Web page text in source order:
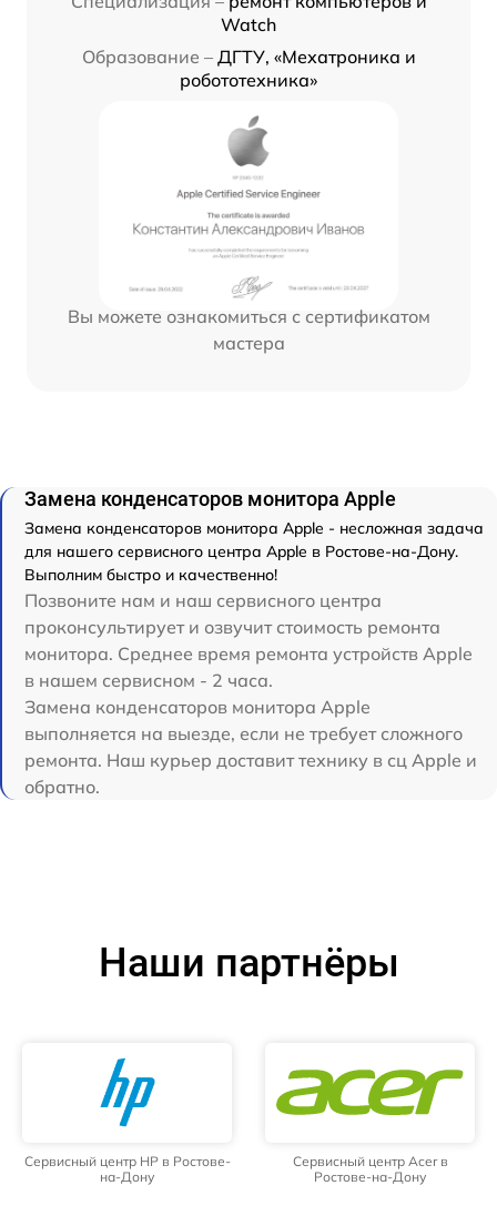
Watch
Образование – ДГТУ, «Мехатроника и
робототехника»
Вы можете ознакомиться с сертификатом
мастера
Замена конденсаторов монитора Apple
Замена конденсаторов монитора Apple - несложная задача
для нашего сервисного центра Apple в Ростове-на-Дону.
Выполним быстро и качественно!
Позвоните нам и наш сервисного центра
проконсультирует и озвучит стоимость ремонта
монитора. Среднее время ремонта устройств Apple
в нашем сервисном - 2 часа.
Замена конденсаторов монитора Apple
выполняется на выезде, если не требует сложного
ремонта. Наш курьер доставит технику в сц Apple и
обратно.
Наши партнёры
Сервисный центр HP в Ростове-
на-Дону
Сервисный центр Acer в
Ростове-на-Дону